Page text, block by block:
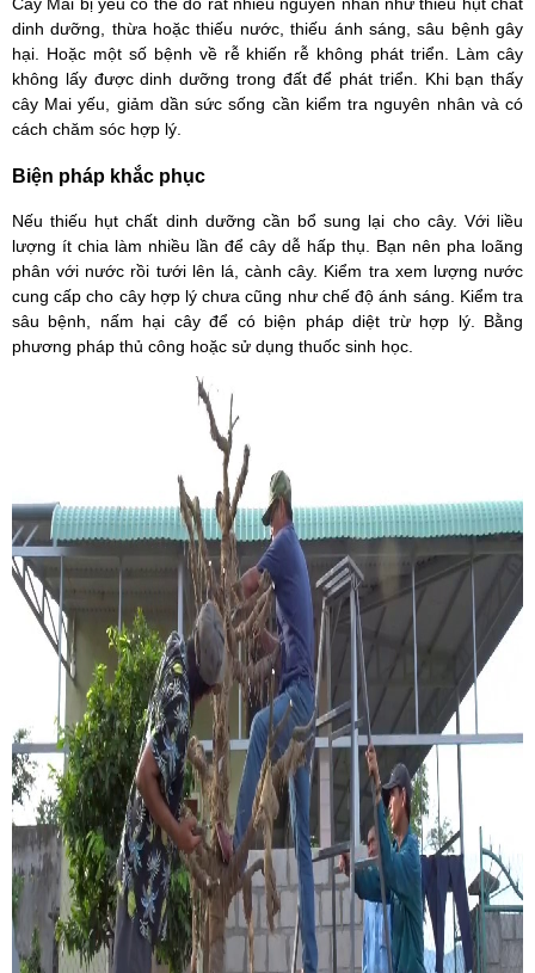
dinh dưỡng, thừa hoặc thiếu nước, thiếu ánh sáng, sâu bệnh gây
hại. Hoặc một số bệnh về rễ khiến rễ không phát triển. Làm cây
không lấy được dinh dưỡng trong đất để phát triển. Khi bạn thấy
cây Mai yếu, giảm dần sức sống cần kiểm tra nguyên nhân và có
cách chăm sóc hợp lý.
Biện pháp khắc phục
Nếu thiếu hụt chất dinh dưỡng cần bổ sung lại cho cây. Với liều
lượng ít chia làm nhiều lần để cây dễ hấp thụ. Bạn nên pha loãng
phân với nước rồi tưới lên lá, cành cây. Kiểm tra xem lượng nước
cung cấp cho cây hợp lý chưa cũng như chế độ ánh sáng. Kiểm tra
sâu bệnh, nấm hại cây để có biện pháp diệt trừ hợp lý. Bằng
phương pháp thủ công hoặc sử dụng thuốc sinh học.